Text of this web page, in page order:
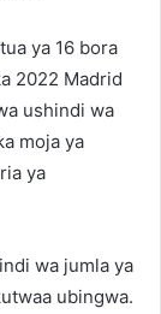
ya 16 bora
2022 Madrid
ushindi wa
moja ya
ya
wa jumla ya
ubingwa.